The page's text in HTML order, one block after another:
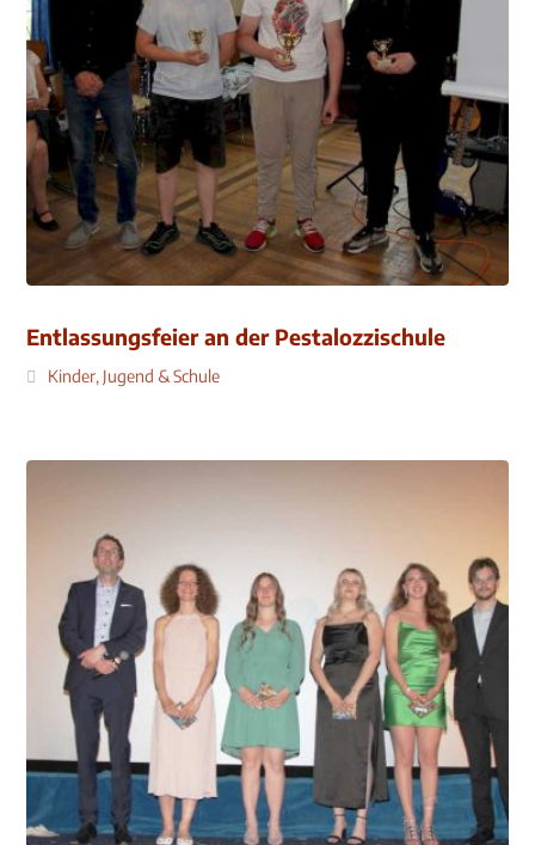
Entlassungsfeier an der Pestalozzischule
Kinder, Jugend & Schule